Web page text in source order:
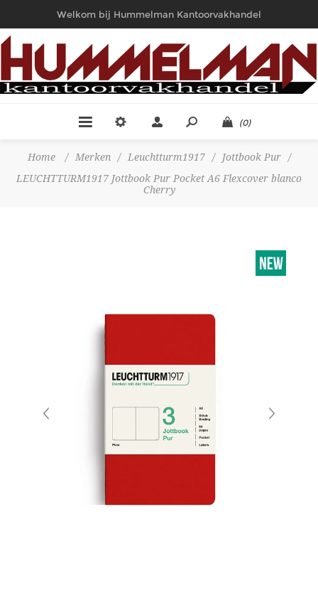
Welkom bij Hummelman Kantoorvakhandel
(0)
Home / Merken / Leuchtturm1917 / Jottbook Pur
/
LEUCHTTURM1917 Jottbook Pur Pocket A6 Flexcover blanco
Cherry